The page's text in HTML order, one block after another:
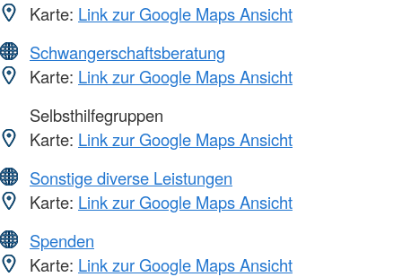
Karte: Link zur Google Maps Ansicht
Schwangerschaftsberatung
Karte: Link zur Google Maps Ansicht
Selbsthilfegruppen
Karte: Link zur Google Maps Ansicht
Sonstige diverse Leistungen
Karte: Link zur Google Maps Ansicht
Spenden
Karte: Link zur Google Maps Ansicht